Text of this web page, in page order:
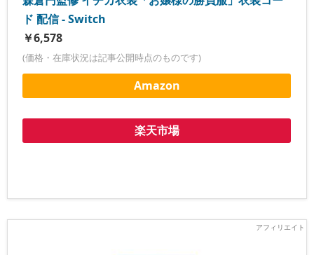
ド 配信 - Switch
￥6,578
(価格・在庫状況は記事公開時点のものです)
Amazon
楽天市場